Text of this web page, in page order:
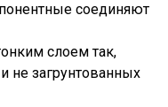
соединяют
слоем так,
не загрунтованных